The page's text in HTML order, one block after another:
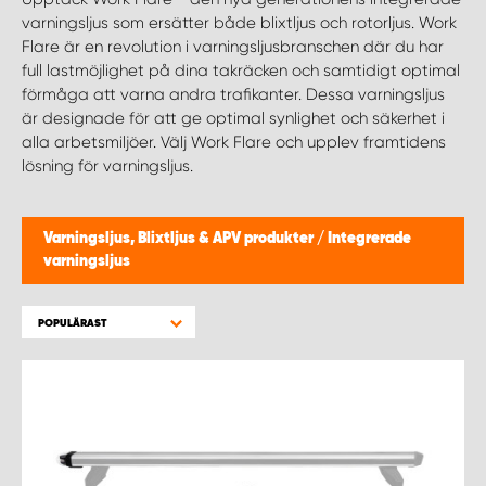
varningsljus som ersätter både blixtljus och rotorljus. Work
Flare är en revolution i varningsljusbranschen där du har
full lastmöjlighet på dina takräcken och samtidigt optimal
förmåga att varna andra trafikanter. Dessa varningsljus
är designade för att ge optimal synlighet och säkerhet i
alla arbetsmiljöer. Välj Work Flare och upplev framtidens
lösning för varningsljus.
Varningsljus, Blixtljus & APV produkter / Integrerade
varningsljus
POPULÄRAST
WORK SYSTEM HELSINGBORG
WORK SYSTEM JÖNKÖPING
WORK SYSTEM KALMAR
WORK SYSTEM KIRUNA
WORK SYSTEM KRISTIANSTAD